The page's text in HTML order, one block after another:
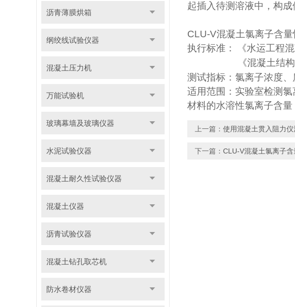
沥青薄膜烘箱
纲绞线试验仪器
混凝土压力机
万能试验机
玻璃幕墙及玻璃仪器
水泥试验仪器
混凝土耐久性试验仪器
混凝土仪器
沥青试验仪器
混凝土钻孔取芯机
防水卷材仪器
起插入待测溶液中，构成
CLU-V混凝土氯离子含
执行标准：
《水运工程
《混凝土结
测试指标：氯离子浓度、
适用范围：实验室检测
材料的水溶性氯离子含
上一篇： 使用混凝土贯入阻力仪
下一篇： CLU-V混凝土氯离子